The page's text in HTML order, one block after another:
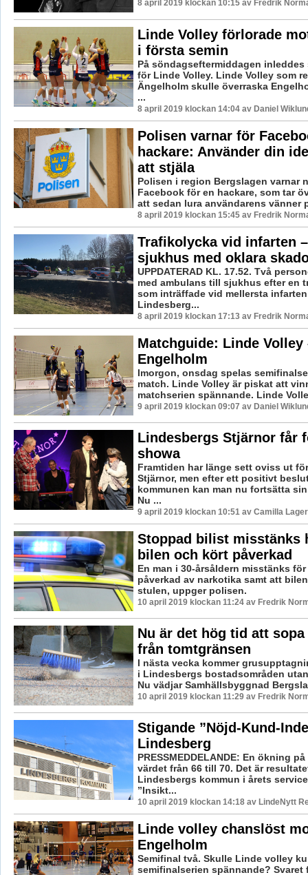
8 april 2019 klockan 10:15 av Fredrik
Linde Volley förlorade
i första semin
På söndagseftermiddagen
för Linde Volley. Linde Volley som
Ängelholm skulle överraska
...
8 april 2019 klockan 14:04 av Daniel
Polisen varnar för
hackare: Använder din
att stjäla
Polisen i region Bergslagen varnar
Facebook för en hackare, som tar
att sedan lura användarens vänner
8 april 2019 klockan 15:45 av Fredrik
Trafikolycka vid infarten
sjukhus med oklara
UPPDATERAD KL. 17.52. Två
med ambulans till sjukhus efter en
som inträffade vid mellersta
Lindesberg...
8 april 2019 klockan 17:13 av Fredrik
Matchguide: Linde Volley
Engelholm
Imorgon, onsdag spelas
match. Linde Volley är piskat att
matchserien spännande. Linde
9 april 2019 klockan 09:07 av Daniel
Lindesbergs Stjärnor får
showa
Framtiden har länge sett oviss ut
Stjärnor, men efter ett positivt
kommunen kan man nu fortsätta
Nu ...
9 april 2019 klockan 10:51 av Camilla
Stoppad bilist misstänks
bilen och kört påverkad
En man i 30-årsåldern misstänks
påverkad av narkotika samt att
stulen, uppger polisen.
10 april 2019 klockan 11:24 av Fredrik
Nu är det hög tid att
från tomtgränsen
I nästa vecka kommer
i Lindesbergs bostadsområden
Nu vädjar Samhällsbyggnad
10 april 2019 klockan 11:29 av Fredrik
Stigande ”Nöjd-Kund-
Lindesberg
PRESSMEDDELANDE: En ökning
värdet från 66 till 70. Det är
Lindesbergs kommun i årets
”Insikt...
10 april 2019 klockan 14:18 av LindeNytt
Linde volley chanslöst
Engelholm
Semifinal två. Skulle Linde volley
semifinalserien spännande? Svaret